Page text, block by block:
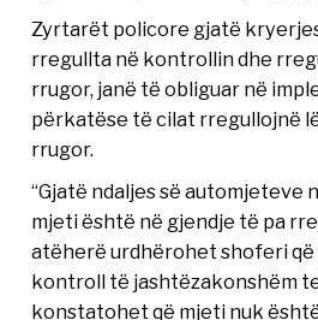
Zyrtarët policore gjatë
rregullta në kontrollin dhe
rrugor, janë të obliguar në
përkatëse të cilat rregullojnë
rrugor.
“Gjatë ndaljes së automjeteve
mjeti është në gjendje të pa
atëherë urdhërohet shoferi që
kontroll të jashtëzakonshëm
konstatohet që mjeti nuk